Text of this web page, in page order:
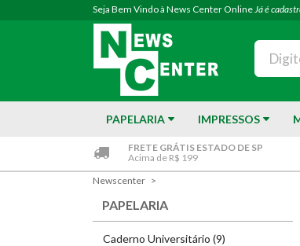
Seja Bem Vindo à News Center OnlineJá é
PAPELARIA IMPRESSOS
FRETE GRÁTIS ESTADO DE SP
Acima de R$ 199
Newscenter
PAPELARIA
Caderno Universitário (9)